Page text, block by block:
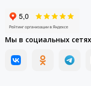
Мы в социальных сетях